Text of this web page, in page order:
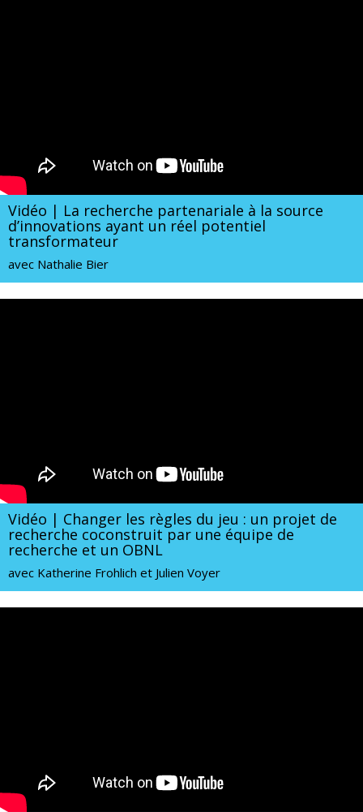
Vidéo | La recherche partenariale à la source
d’innovations ayant un réel potentiel
transformateur
avec Nathalie Bier
Vidéo | Changer les règles du jeu : un projet de
recherche coconstruit par une équipe de
recherche et un OBNL
avec Katherine Frohlich et Julien Voyer